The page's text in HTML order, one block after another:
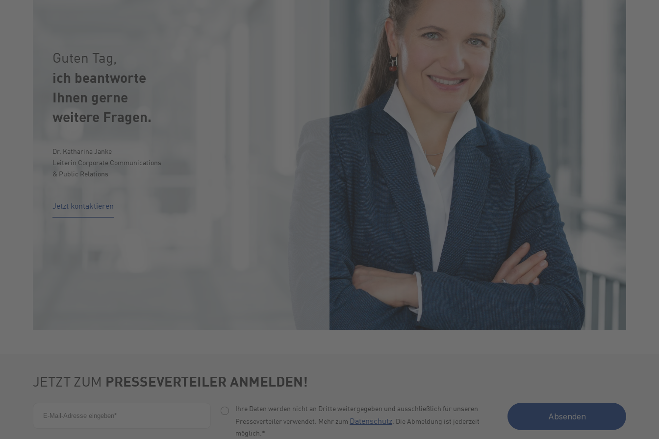
Guten Tag,
ich beantworte
Ihnen gerne
weitere Fragen.
Dr. Katharina Janke
Leiterin Corporate Communications
& Public Relations
Jetzt kontaktieren
JETZT ZUM PRESSEVERTEILER ANMELDEN!
Ihre Daten werden nicht an Dritte weitergegeben und ausschließlich für unseren
Presseverteiler verwendet. Mehr zum Datenschutz . Die Abmeldung ist jederzeit
möglich. *